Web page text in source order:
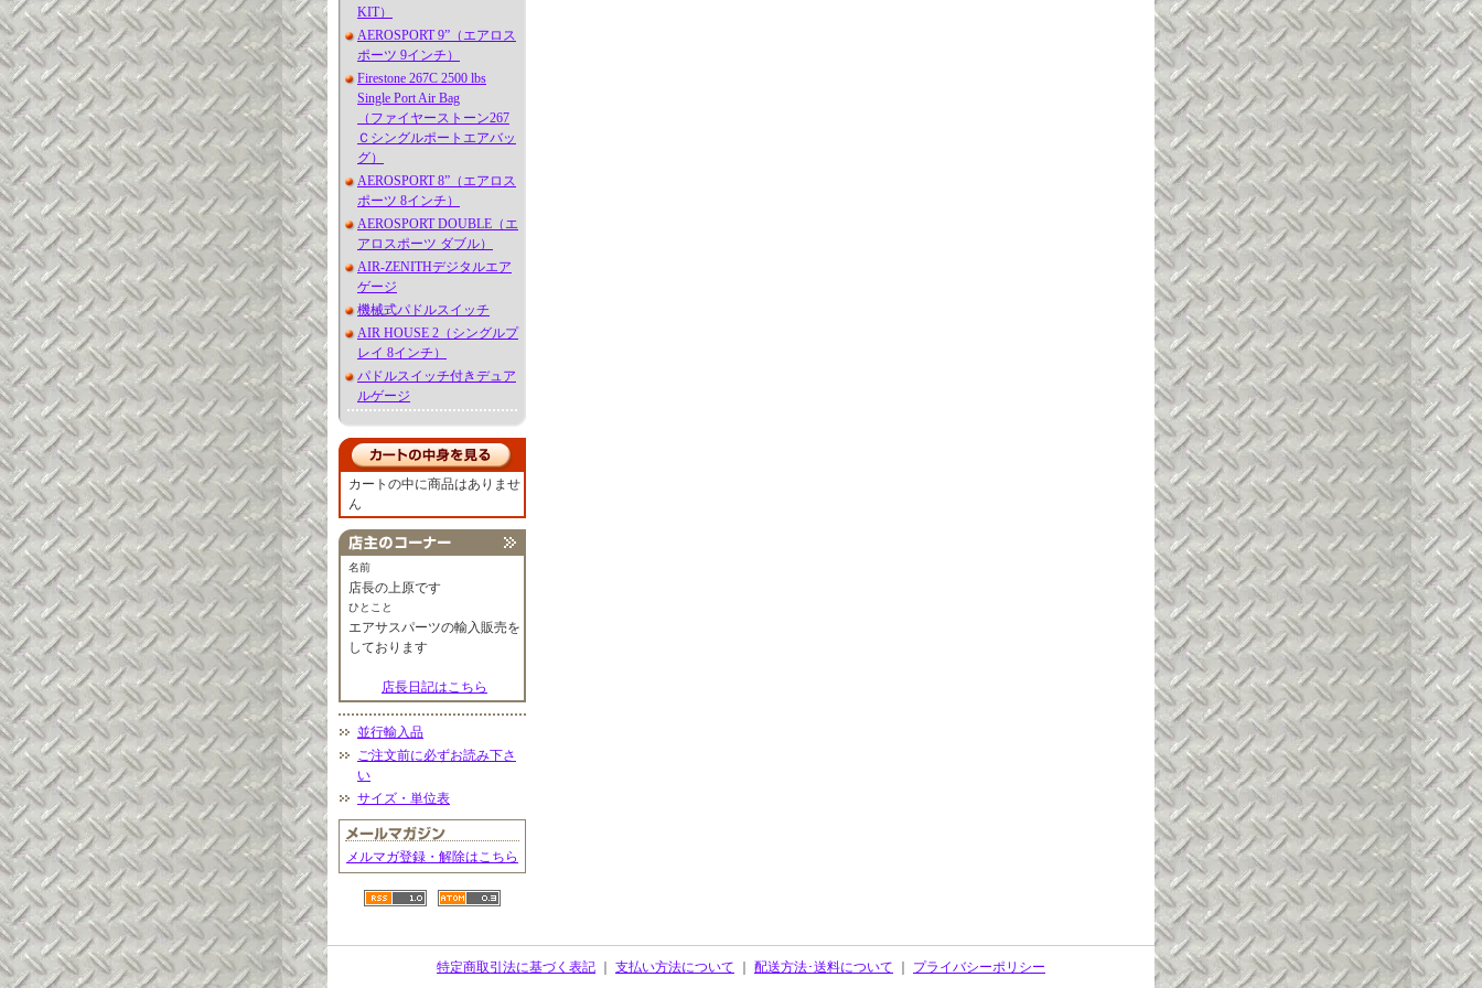
KIT）
AEROSPORT 9”（エアロス
ポーツ 9インチ）
Firestone 267C 2500 lbs
Single Port Air Bag
（ファイヤーストーン267
Ｃシングルポートエアバッ
グ）
AEROSPORT 8”（エアロス
ポーツ 8インチ）
AEROSPORT DOUBLE（エ
アロスポーツ ダブル）
AIR-ZENITHデジタルエア
ゲージ
機械式パドルスイッチ
AIR HOUSE 2（シングルプ
レイ 8インチ）
パドルスイッチ付きデュア
ルゲージ
カートの中に商品はありませ
ん
名前
店長の上原です
ひとこと
エアサスパーツの輸入販売を
しております
店長日記はこちら
並行輸入品
ご注文前に必ずお読み下さ
い
サイズ・単位表
メルマガ登録・解除はこちら
特定商取引法に基づく表記 支払い方法について 配送方法･送料について プライバシーポリシー